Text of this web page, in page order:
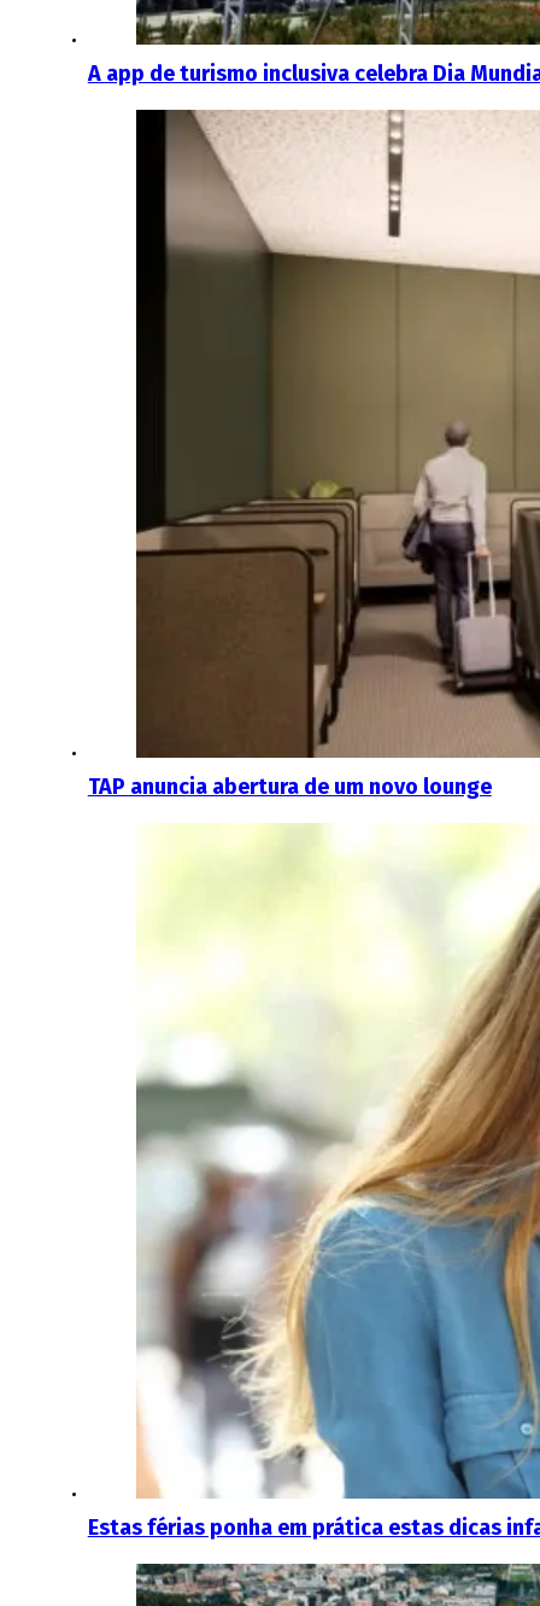
A app de turismo inclusiva celebra Dia
TAP anuncia abertura de um novo lounge
Estas férias ponha em prática estas dicas